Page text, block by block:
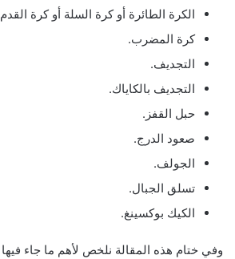
الكرة الطائرة أو كرة السلة أو كرة
كرة المضرب.
التجديف.
التجديف بالكاياك.
حبل القفز.
صعود الدرج.
الجولف.
تسلق الجبال.
الكيك بوكسينغ.
وفي ختام هذه المقالة نلخص لأهم ما جاء